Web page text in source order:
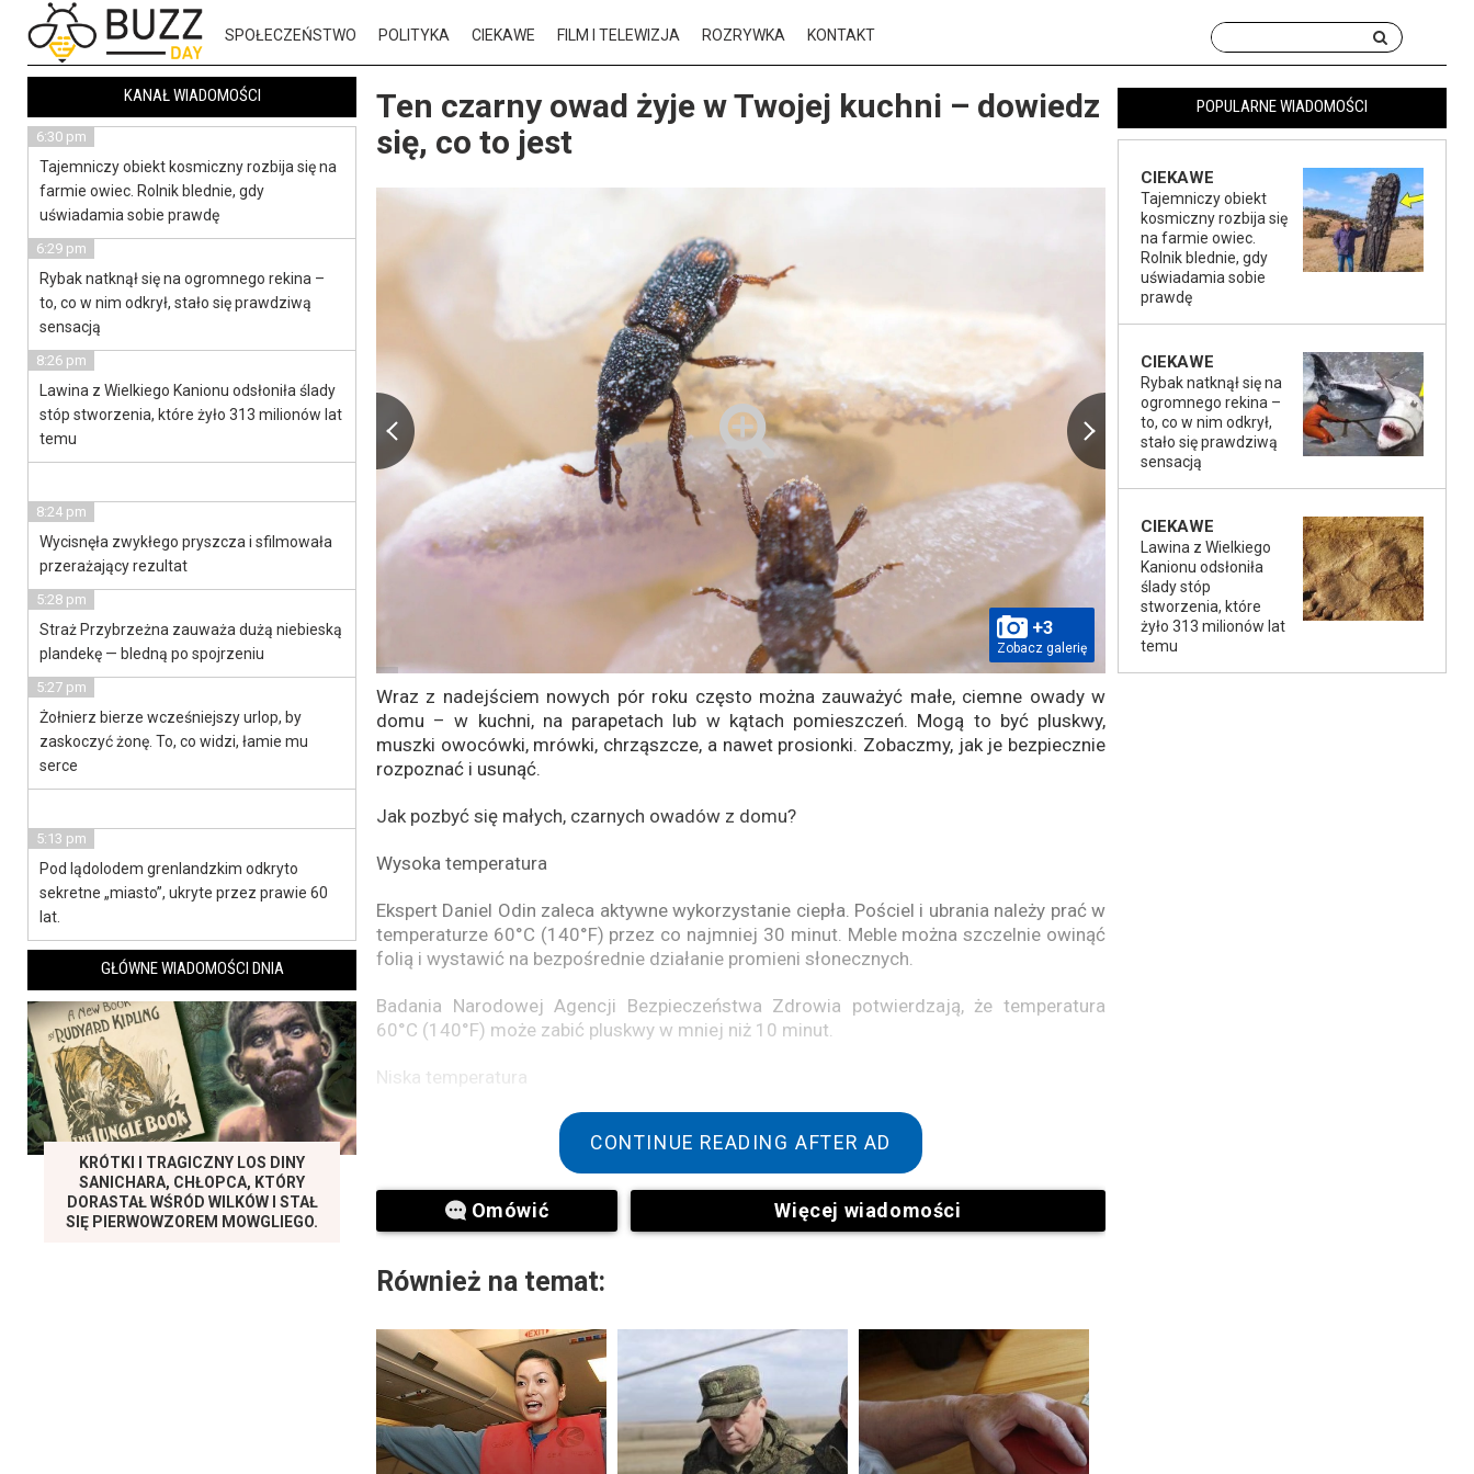
SPOŁECZEŃSTWO POLITYKA CIEKAWE FILM I TELEWIZJA ROZRYWKA KONTAKT
Ten czarny owad żyje w Twojej kuchni – dowiedz
się, co to jest
+3
Zobacz galerię
Wraz z nadejściem nowych pór roku często można zauważyć małe, ciemne owady w
domu – w kuchni, na parapetach lub w kątach pomieszczeń. Mogą to być pluskwy,
muszki owocówki, mrówki, chrząszcze, a nawet prosionki. Zobaczmy, jak je bezpiecznie
rozpoznać i usunąć.
Jak pozbyć się małych, czarnych owadów z domu?
Wysoka temperatura
Ekspert Daniel Odin zaleca aktywne wykorzystanie ciepła. Pościel i ubrania należy prać w
temperaturze 60°C (140°F) przez co najmniej 30 minut. Meble można szczelnie owinąć
folią i wystawić na bezpośrednie działanie promieni słonecznych.
Badania Narodowej Agencji Bezpieczeństwa Zdrowia potwierdzają, że temperatura
60°C (140°F) może zabić pluskwy w mniej niż 10 minut.
Niska temperatura
Tkaniny i drobne przedmioty należy umieścić w woreczkach i zamrozić w temperaturze
-18°C (-18°C) na co najmniej 72 godziny. Mrówki
CONTINUE READING AFTER AD
Omówić Więcej wiadomości
Również na temat:
POPULARNE WIADOMOŚCI
CIEKAWE
Tajemniczy obiekt
kosmiczny rozbija się
na farmie owiec.
Rolnik blednie, gdy
uświadamia sobie
prawdę
CIEKAWE
Rybak natknął się na
ogromnego rekina –
to, co w nim odkrył,
stało się prawdziwą
sensacją
CIEKAWE
Lawina z Wielkiego
Kanionu odsłoniła
ślady stóp
stworzenia, które
żyło 313 milionów lat
temu
KANAŁ WIADOMOŚCI
6:30 pm
Tajemniczy obiekt kosmiczny rozbija się na
farmie owiec. Rolnik blednie, gdy
uświadamia sobie prawdę
6:29 pm
Rybak natknął się na ogromnego rekina –
to, co w nim odkrył, stało się prawdziwą
sensacją
8:26 pm
Lawina z Wielkiego Kanionu odsłoniła ślady
stóp stworzenia, które żyło 313 milionów lat
temu
8:24 pm
Wycisnęła zwykłego pryszcza i sfilmowała
przerażający rezultat
5:28 pm
Straż Przybrzeżna zauważa dużą niebieską
plandekę — bledną po spojrzeniu
5:27 pm
Żołnierz bierze wcześniejszy urlop, by
zaskoczyć żonę. To, co widzi, łamie mu
serce
5:13 pm
Pod lądolodem grenlandzkim odkryto
sekretne „miasto”, ukryte przez prawie 60
lat.
GŁÓWNE WIADOMOŚCI DNIA
KRÓTKI I TRAGICZNY LOS DINY
SANICHARA, CHŁOPCA, KTÓRY
DORASTAŁ WŚRÓD WILKÓW I STAŁ
SIĘ PIERWOWZOREM MOWGLIEGO.